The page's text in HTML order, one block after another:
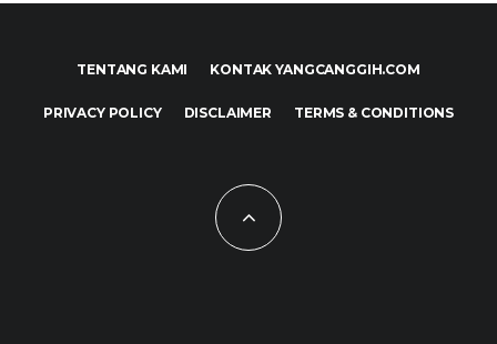
TENTANG KAMI KONTAK YANGCANGGIH.COM
PRIVACY POLICY DISCLAIMER TERMS & CONDITIONS